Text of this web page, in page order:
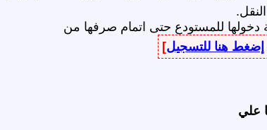
دخولها للمستودع حتى اتمام صرفها من
إضغط هنا للتسجيل]
علي